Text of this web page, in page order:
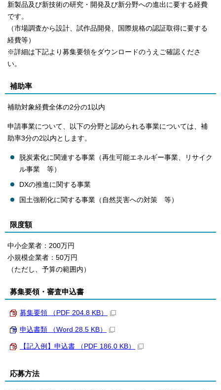
新製品及び新技術の研究・開発及び新分野への進出に要する経費
です。
（市場調査から設計、試作品開発、国際規格の認証取得に要する
経費等）
※詳細は下記より募集要領をダウンロードのうえご確認くださ
い。
補助率
補助対象経費全体の2分の1以内
申請事業について、以下の分野と認められる事業については、補
助率3分の2以内とします。
脱炭素化に関連する事業（再生可能エネルギー事業、リサイク
ル事業 等）
DXの推進に関する事業
国土強靭化に関する事業（自然災害への対策 等）
限度額
中小企業者：200万円
小規模企業者：50万円
（ただし、予算の範囲内）
募集要領・審査申込書
募集要領 （PDF 204.8 KB）
申込書類 （Word 28.5 KB）
【記入例】申込書 （PDF 186.0 KB）
応募方法